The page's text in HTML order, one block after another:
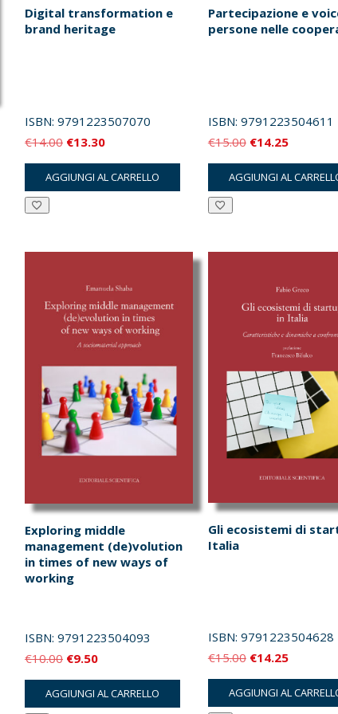
Digital transformation e
brand heritage
ISBN:9791223507070
€14.00 Il
prezzo
originale
€13.30Il
prezzo
attuale
AGGIUNGI AL CARRELLO
Partecipazione e
persone nelle
ISBN: 9791223504611
€15.00 Il
prezzo
originale
€14.25Il
prezzo
attuale
AGGIUNGI AL
Exploring middle
management (de)volution
in times of new ways of
working
ISBN:9791223504093
€10.00 Il
prezzo
originale
€9.50Il
prezzo
attuale
AGGIUNGI AL CARRELLO
Gli ecosistemi di
Italia
ISBN: 9791223504628
€15.00 Il
prezzo
originale
€14.25Il
prezzo
attuale
AGGIUNGI AL